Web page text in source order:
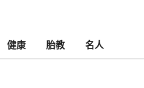
健康 胎教 名人